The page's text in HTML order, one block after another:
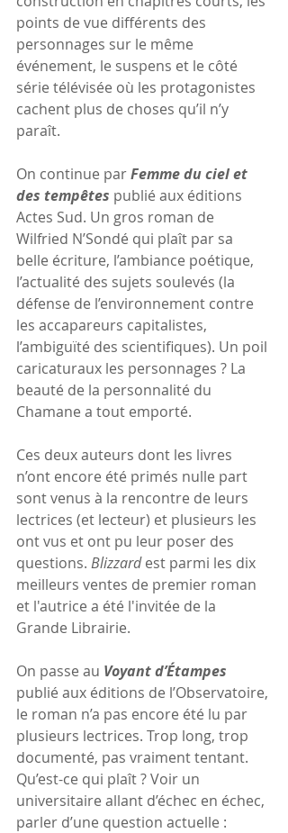
points de vue différents des
personnages sur le même
événement, le suspens et le côté
série télévisée où les protagonistes
cachent plus de choses qu’il n’y
paraît.
On continue par Femme du ciel et
des tempêtes publié aux éditions
Actes Sud. Un gros roman de
Wilfried N’Sondé qui plaît par sa
belle écriture, l’ambiance poétique,
l’actualité des sujets soulevés (la
défense de l’environnement contre
les accapareurs capitalistes,
l’ambiguïté des scientifiques). Un poil
caricaturaux les personnages ? La
beauté de la personnalité du
Chamane a tout emporté.
Ces deux auteurs dont les livres
n’ont encore été primés nulle part
sont venus à la rencontre de leurs
lectrices (et lecteur) et plusieurs les
ont vus et ont pu leur poser des
questions. Blizzard est parmi les dix
meilleurs ventes de premier roman
et l'autrice a été l'invitée de la
Grande Librairie.
On passe au Voyant d’Étampes
publié aux éditions de l’Observatoire,
le roman n’a pas encore été lu par
plusieurs lectrices. Trop long, trop
documenté, pas vraiment tentant.
Qu’est-ce qui plaît ? Voir un
universitaire allant d’échec en échec,
parler d’une question actuelle :